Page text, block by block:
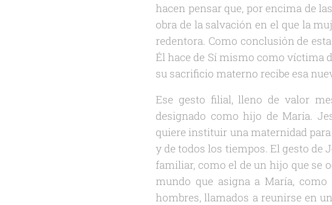
hacen pensar que, por encima de
obra de la salvación en el que la
redentora. Como conclusión de
Él hace de Sí mismo como víctima
su sacrificio materno recibe esa
Ese gesto filial, lleno de valor
designado como hijo de María.
quiere instituir una maternidad
y de todos los tiempos. El gesto de
familiar, como el de un hijo que se
mundo que asigna a María,
hombres, llamados a reunirse en